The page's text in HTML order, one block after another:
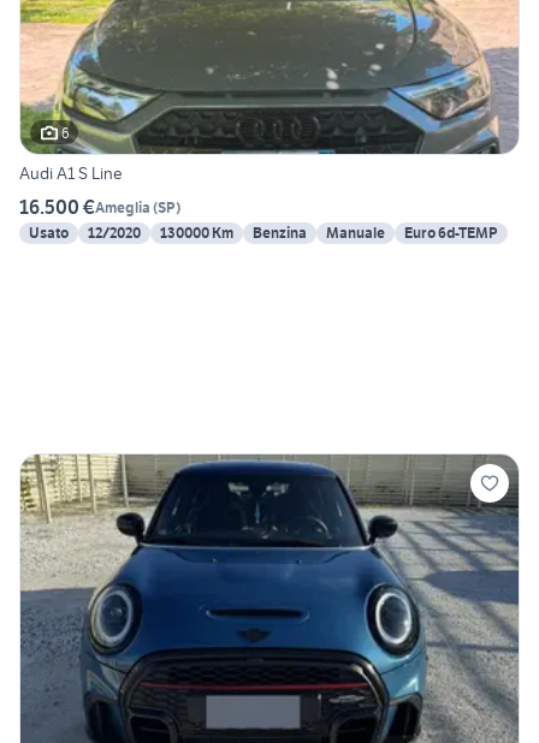
6
Audi A1 S Line
16.500 €Ameglia (SP)
Usato
12/2020 130000 Km Benzina Manuale Euro 6d-TEMP